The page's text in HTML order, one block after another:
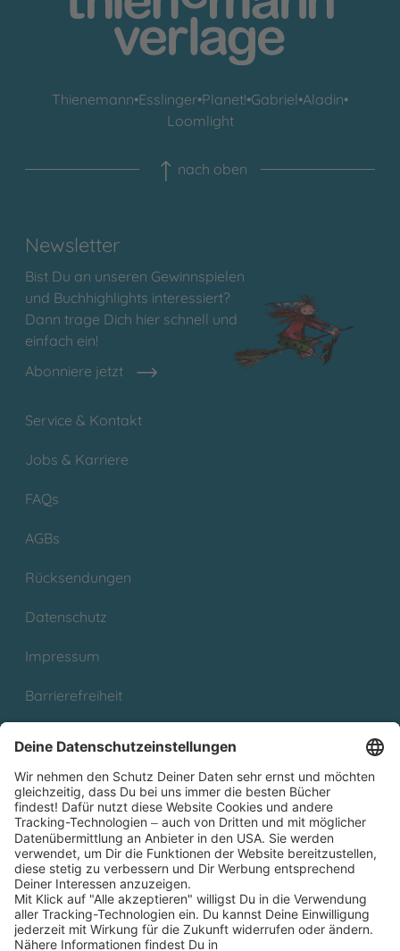
Thienemann•Esslinger•Planet!•Gabriel•Aladin•
Loomlight
nach oben
Newsletter
Bist Du an unseren Gewinnspielen
und Buchhighlights interessiert?
Dann trage Dich hier schnell und
einfach ein!
Abonniere jetzt
Service & Kontakt
Jobs & Karriere
FAQs
AGBs
Rücksendungen
Datenschutz
Impressum
Barrierefreiheit
Partnerprogramm (Affiliate)
Folge uns auf
* Versandkostenfrei ab 9,00 € Bestellwert innerhalb